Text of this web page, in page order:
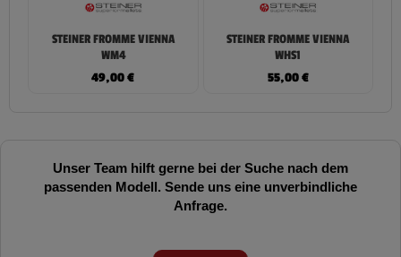
STEINER FROMME VIENNA
WM4
49,00€
STEINER FROMME VIENNA
WHS1
55,00€
Unser Team hilft gerne bei der Suche nach dem
passenden Modell. Sende uns eine unverbindliche
Anfrage.